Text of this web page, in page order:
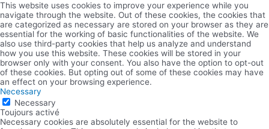
This website uses cookies to improve your experience while you
navigate through the website. Out of these cookies, the cookies that
are categorized as necessary are stored on your browser as they are
essential for the working of basic functionalities of the website. We
also use third-party cookies that help us analyze and understand
how you use this website. These cookies will be stored in your
browser only with your consent. You also have the option to opt-out
of these cookies. But opting out of some of these cookies may have
an effect on your browsing experience.
Necessary
Necessary
Toujours activé
Necessary cookies are absolutely essential for the website to